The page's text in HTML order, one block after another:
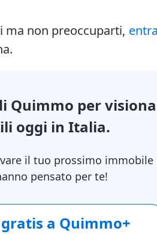
ma non preoccuparti,
per
oggi in Italia.
il tuo prossimo
pensato per te!
a Quimmo+